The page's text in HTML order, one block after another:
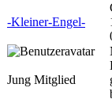
-Kleiner-Engel-
Jung Mitglied